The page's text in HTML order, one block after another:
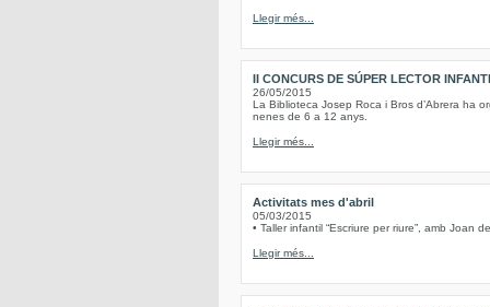
Llegir més...
II CONCURS DE SÚPER LECTOR
26/05/2015
La Biblioteca Josep Roca i Bros d’Abrera ha
nenes de 6 a 12 anys.
Llegir més...
Activitats mes d'abril
05/03/2015
• Taller infantil “Escriure per riure”, amb Joan
Llegir més...